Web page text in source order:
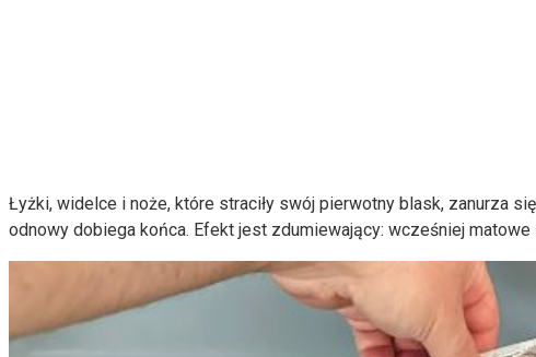
Łyżki, widelce i noże, które straciły swój pierwotny blask, zanurza
odnowy dobiega końca. Efekt jest zdumiewający: wcześniej